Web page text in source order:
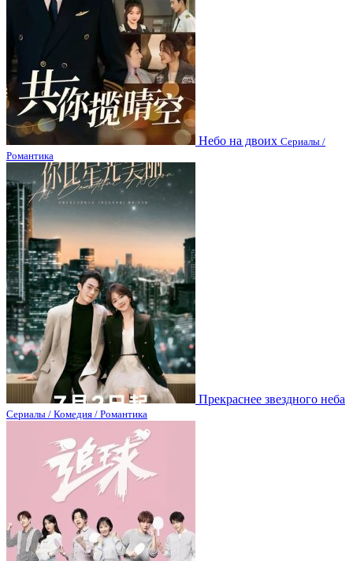
Небо на двоих Сериалы /
Романтика
Прекраснее звездного неба
Сериалы / Комедия / Романтика